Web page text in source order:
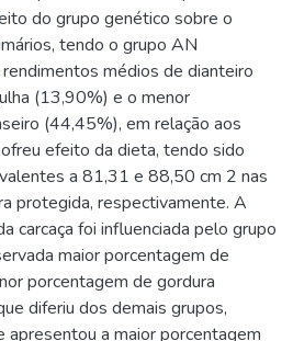
do grupo genético sobre o
tendo o grupo AN
médios de dianteiro
(13,90%) e o menor
(44,45%), em relação aos
efeito da dieta, tendo sido
a 81,31 e 88,50 cm 2 nas
protegida, respectivamente. A
carcaça foi influenciada pelo grupo
maior porcentagem de
porcentagem de gordura
diferiu dos demais grupos,
a maior porcentagem